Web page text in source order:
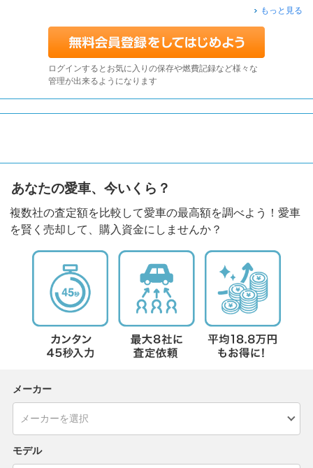
もっと見る
ログインするとお気に入りの保存や燃費記録など様々な
管理が出来るようになります
あなたの愛車、今いくら？
複数社の査定額を比較して愛車の最高額を調べよう！愛車
を賢く売却して、購入資金にしませんか？
メーカー
モデル